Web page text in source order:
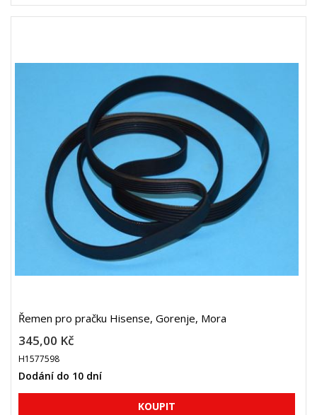
Řemen pro pračku Hisense, Gorenje, Mora
345,00 Kč
H1577598
Dodání do 10 dní